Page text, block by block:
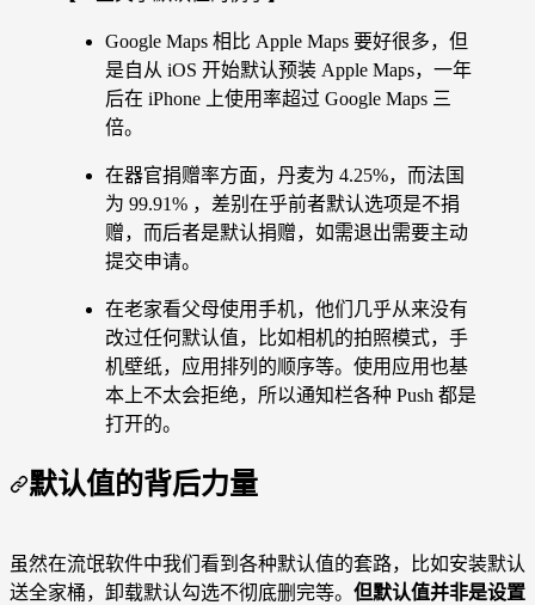
Google Maps 相比 Apple Maps 要好很多，但
是自从 iOS 开始默认预装 Apple Maps，一年
后在 iPhone 上使用率超过 Google Maps 三
倍。
在器官捐赠率方面，丹麦为 4.25%，而法国
为 99.91% ，差别在乎前者默认选项是不捐
赠，而后者是默认捐赠，如需退出需要主动
提交申请。
在老家看父母使用手机，他们几乎从来没有
改过任何默认值，比如相机的拍照模式，手
机壁纸，应用排列的顺序等。使用应用也基
本上不太会拒绝，所以通知栏各种 Push 都是
打开的。
默认值的背后力量
虽然在流氓软件中我们看到各种默认值的套路，比如安装默认
送全家桶，卸载默认勾选不彻底删完等。 但默认值并非是设置